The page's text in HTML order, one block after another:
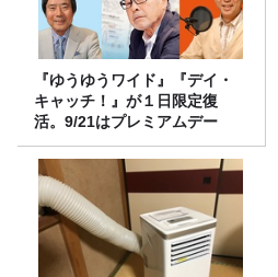
『ゆうゆうワイド』『デイ・
キャッチ！』が１日限定復
活。9/21はプレミアムデー